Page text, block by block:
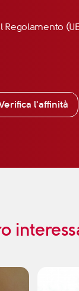
l'affinità